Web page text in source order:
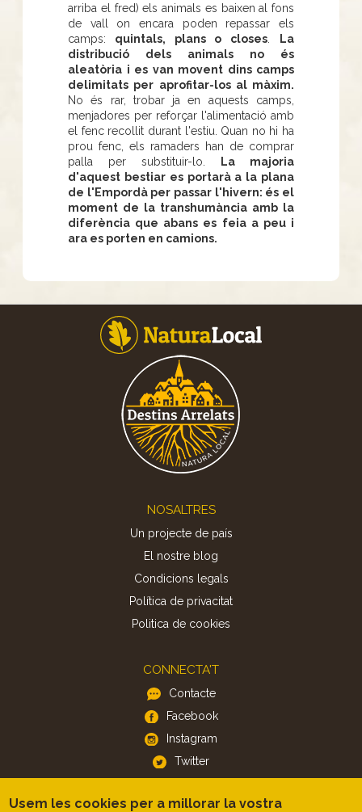
arriba el fred) els animals es baixen al fons
de vall on encara poden repassar els
camps: quintals, plans o closes
La
distribució dels animals no és
aleatòria i es van movent dins camps
delimitats per aprofitar-los al màxim.
No és rar, trobar ja en aquests camps,
menjadores per reforçar l'alimentació amb
el fenc recollit durant l'estiu. Quan no hi ha
prou fenc, els ramaders han de comprar
palla per substituir-lo.
La majoria
d'aquest bestiar es portarà a la plana
de l'Empordà per passar l'hivern: és el
moment de la transhumància amb la
diferència que abans es feia a peu i
ara es porten en camions.
NOSALTRES
Un projecte de país
El nostre blog
Condicions legals
Política de privacitat
Politica de cookies
CONNECTA'T
Contacte
Facebook
Instagram
Twitter
APP
Usem les cookies per a millorar la vostra